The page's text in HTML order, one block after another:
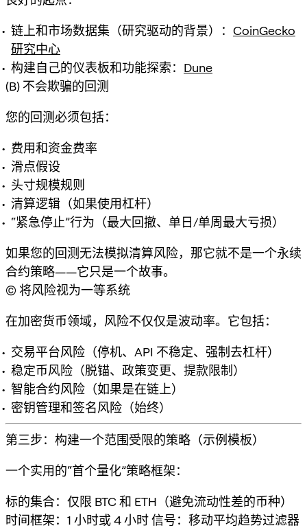
链上和市场数据集（研究驱动的背景）： CoinGecko
研究中心
构建自己的仪表板和功能探索： Dune
(B) 不会欺骗的回测
您的回测必须包括：
费用和资金费率
滑点假设
头寸规模规则
清算逻辑（如果使用杠杆）
“紧急停止”行为（最大回撤、单日/单周最大亏损）
如果您的回测无法模拟清算风险，那它就不是一个永续
合约策略——它只是一个故事。
(C) 将风险视为一等系统
在加密货币领域，风险不仅仅是波动率。它包括：
交易平台风险（停机、API 不稳定、强制去杠杆）
稳定币风险（脱锚、政策变更、提款限制）
智能合约风险（如果是在链上）
密钥管理和签名风险（始终）
第三步：构建一个范围受限的策略（示例模板）
一个实用的“首个量化”策略框架：
标的集合：仅限 BTC 和 ETH（避免流动性差的币种）
时间框架：1 小时或 4 小时信号：移动平均趋势过滤器